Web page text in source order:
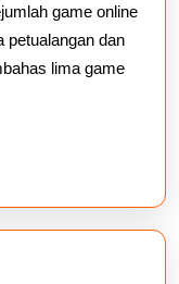
game online
petualangan dan
lima game